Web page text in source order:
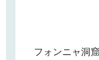
フォンニャ洞